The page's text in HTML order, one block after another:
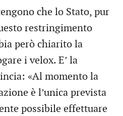
che lo Stato, pur
restringimento
però chiarito la
i velox. E’ la
«Al momento la
è l’unica prevista
possibile effettuare